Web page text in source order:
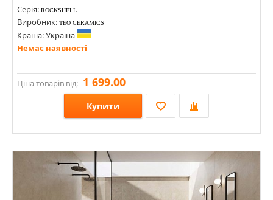
Серія: ROCKSHELL
Виробник: TEO CERAMICS
Країна: Україна
Немає наявності
Ціна товарів від: 1 699.00
Купити
Розміри: 1200х1200х8;
Стилі: Під камінь;
Кольори: